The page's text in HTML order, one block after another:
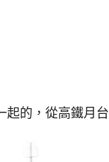
的，從高鐵月